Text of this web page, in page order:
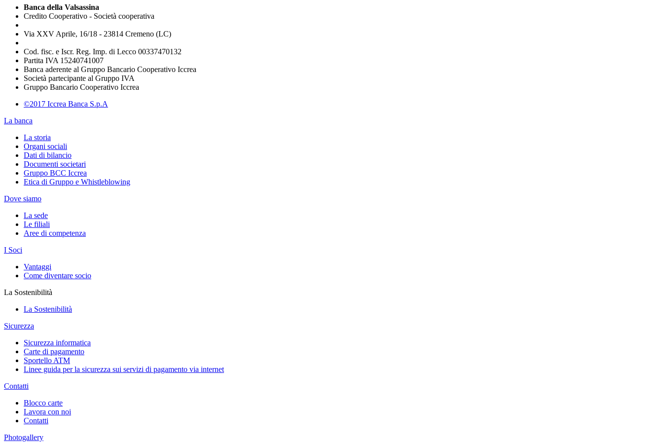
Banca della Valsassina
Credito Cooperativo - Società cooperativa
Via XXV Aprile, 16/18 - 23814 Cremeno (LC)
Cod. fisc. e Iscr. Reg. Imp. di Lecco 00337470132
Partita IVA 15240741007
Banca aderente al Gruppo Bancario Cooperativo Iccrea
Società partecipante al Gruppo IVA
Gruppo Bancario Cooperativo Iccrea
©2017 Iccrea Banca S.p.A
La banca
La storia
Organi sociali
Dati di bilancio
Documenti societari
Gruppo BCC Iccrea
Etica di Gruppo e Whistleblowing
Dove siamo
La sede
Le filiali
Aree di competenza
I Soci
Vantaggi
Come diventare socio
La Sostenibilità
La Sostenibilità
Sicurezza
Sicurezza informatica
Carte di pagamento
Sportello ATM
Linee guida per la sicurezza sui servizi di pagamento via internet
Contatti
Blocco carte
Lavora con noi
Contatti
Photogallery